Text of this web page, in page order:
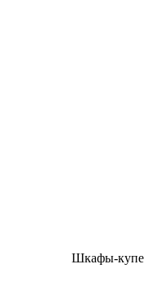
Шкафы-купе